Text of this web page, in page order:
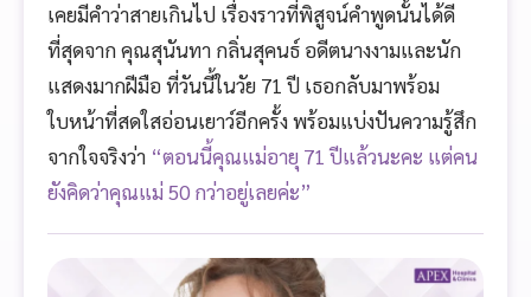
เคยมีคำว่าสายเกินไป เรื่องราวที่พิสูจน์คำพูดนั้นได้ดี
ที่สุดจาก คุณสุนันทา กลิ่นสุคนธ์ อดีตนางงามและนัก
แสดงมากฝีมือ ที่วันนี้ในวัย 71 ปี เธอกลับมาพร้อม
ใบหน้าที่สดใสอ่อนเยาว์อีกครั้ง พร้อมแบ่งปันความรู้สึก
จากใจจริงว่า “ตอนนี้คุณแม่อายุ 71 ปีแล้วนะคะ แต่คน
ยังคิดว่าคุณแม่ 50 กว่าอยู่เลยค่ะ”